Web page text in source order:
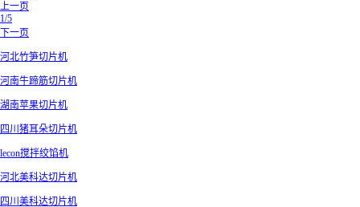
上一页
1/5
下一页
河北竹笋切片机
河南牛蹄筋切片机
湖南苹果切片机
四川猪耳朵切片机
lecon搅拌绞馅机
河北美科达切片机
四川美科达切片机